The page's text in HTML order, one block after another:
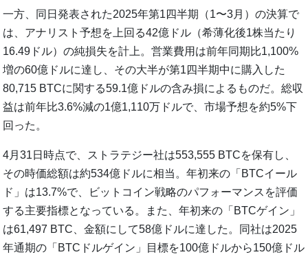
一方、同日発表された2025年第1四半期（1〜3月）の決算で
は、アナリスト予想を上回る42億ドル（希薄化後1株当たり
16.49ドル）の純損失を計上。営業費用は前年同期比1,100%
増の60億ドルに達し、その大半が第1四半期中に購入した
80,715 BTCに関する59.1億ドルの含み損によるものだ。総収
益は前年比3.6%減の1億1,110万ドルで、市場予想を約5%下
回った。
4月31日時点で、ストラテジー社は553,555 BTCを保有し、
その時価総額は約534億ドルに相当。年初来の「BTCイール
ド」は13.7%で、ビットコイン戦略のパフォーマンスを評価
する主要指標となっている。また、年初来の「BTCゲイン」
は61,497 BTC、金額にして58億ドルに達した。同社は2025
年通期の「BTCドルゲイン」目標を100億ドルから150億ドル